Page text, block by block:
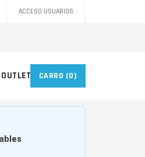
ACCESO USUARIOS
OUTLET CARRO (0)